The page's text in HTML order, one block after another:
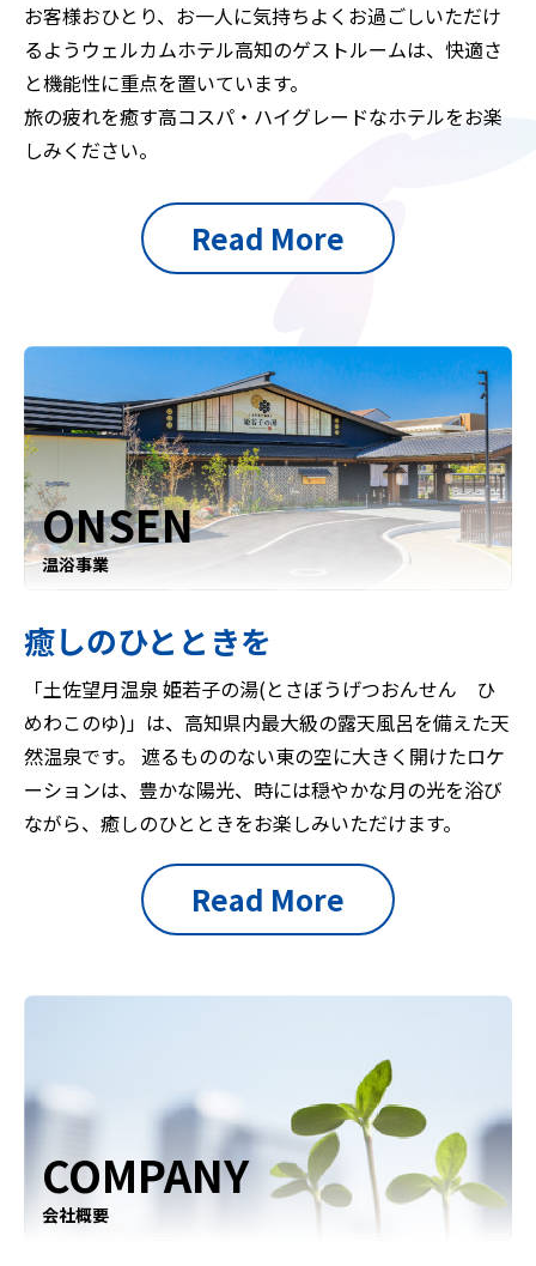
お客様おひとり、お一人に気持ちよくお過ごしいただけ
るようウェルカムホテル高知のゲストルームは、快適さ
と機能性に重点を置いています。
旅の疲れを癒す高コスパ・ハイグレードなホテルをお楽
しみください。
Read More
ONSEN
温浴事業
癒しのひとときを
「土佐望月温泉 姫若子の湯(とさぼうげつおんせん ひ
めわこのゆ)」は、高知県内最大級の露天風呂を備えた天
然温泉です。 遮るもののない東の空に大きく開けたロケ
ーションは、豊かな陽光、時には穏やかな月の光を浴び
ながら、癒しのひとときをお楽しみいただけます。
Read More
COMPANY
会社概要